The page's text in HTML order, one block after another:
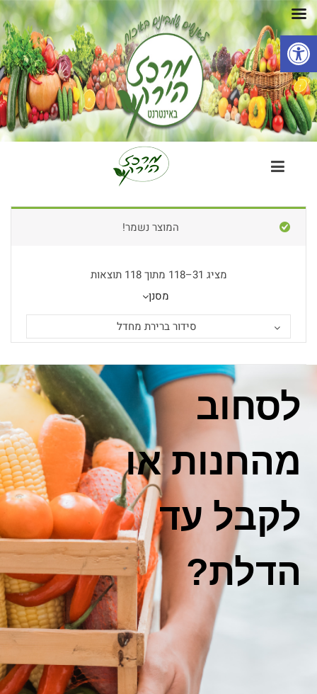
פתח סרגל נגישות
המוצר נשמר!
מציג 31–118 מתוך 118 תוצאות
מסנן
סידור ברירת מחדל
בשעה טובה פתחנו
סניף של הרשת
בעיר אלעד
מוזמנים להגיע
ולהנות מפירות
וירקות ברמה
הגבוהה ביותר!
רבי יהודה הנשיא 94
מרכז מסחרי נחלת יצחק
מחכים לכם!